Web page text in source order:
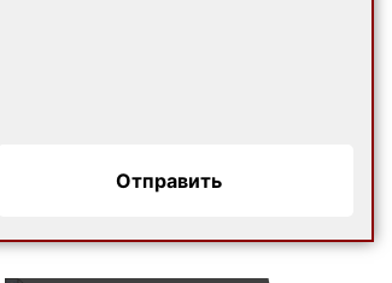
Отправить
Универсальный
многоцелевой HTML-